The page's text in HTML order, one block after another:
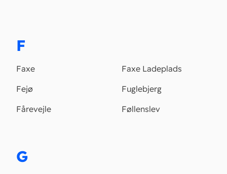
F
Faxe
Faxe Ladeplads
Fejø
Fuglebjerg
Fårevejle
Føllenslev
G